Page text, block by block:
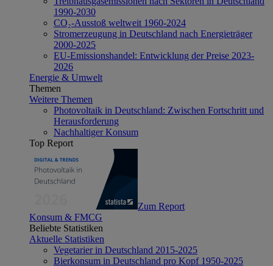
1990-2030
CO₂-Ausstoß weltweit 1960-2024
Stromerzeugung in Deutschland nach Energieträger
2000-2025
EU-Emissionshandel: Entwicklung der Preise 2023-
2026
Energie & Umwelt
Themen
Weitere Themen
Photovoltaik in Deutschland: Zwischen Fortschritt und
Herausforderung
Nachhaltiger Konsum
Top Report
Zum Report
Konsum & FMCG
Beliebte Statistiken
Aktuelle Statistiken
Vegetarier in Deutschland 2015-2025
Bierkonsum in Deutschland pro Kopf 1950-2025